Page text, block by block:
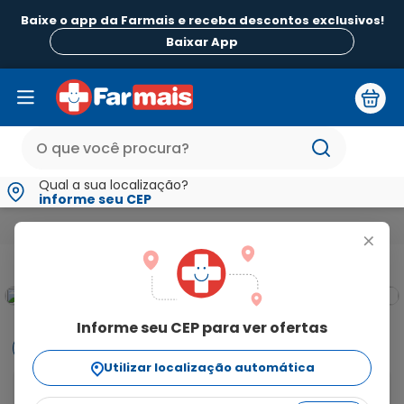
Baixe o app da Farmais e receba descontos exclusivos!
Baixar App
Qual a sua localização?
informe seu CEP
+
Informe seu CEP para ver ofertas
Utilizar localização automática
Booster
Informações
O que é e para que serve Pantene Colágeno Booster